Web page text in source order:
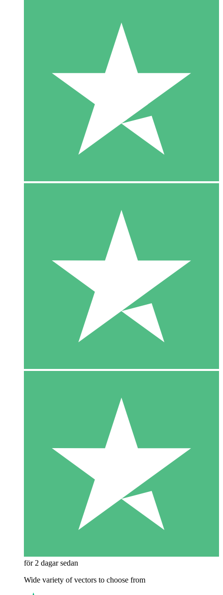
för 2 dagar sedan
Wide variety of vectors to choose from